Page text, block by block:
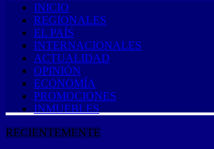
INICIO
REGIONALES
EL PAÍS
INTERNACIONALES
ACTUALIDAD
OPINIÓN
ECONOMÍA
PROMOCIONES
INMUEBLES
RECIENTEMENTE